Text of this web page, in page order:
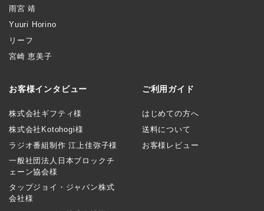
雨宮 靖
Yuuri Horino
リーフ
宮崎 恵美子
お客様インタビュー
株式会社ギフティ様
株式会社Kotohogi様
ラジオ番組制作 江上佳弥子様
一般社団法人日本ブロックチ
ェーン協会様
タップジョイ・ジャパン株式
会社様
ご利用ガイド
はじめての方へ
送料について
お客様レビュー